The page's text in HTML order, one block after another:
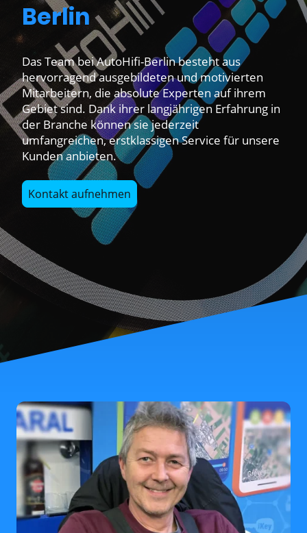
Berlin
Das Team bei AutoHifi-Berlin besteht aus
hervorragend ausgebildeten und motivierten
Mitarbeitern, die absolute Experten auf ihrem
Gebiet sind. Dank ihrer langjährigen Erfahrung in
der Branche können sie jederzeit
umfangreichen, erstklassigen Service für unsere
Kunden anbieten.
Kontakt aufnehmen